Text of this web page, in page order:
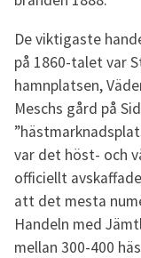
De viktigaste
på 1860-talet var
hamnplatsen,
Meschs gård på
var det höst- och
officiellt
att det mesta
Handeln med
mellan 300-400